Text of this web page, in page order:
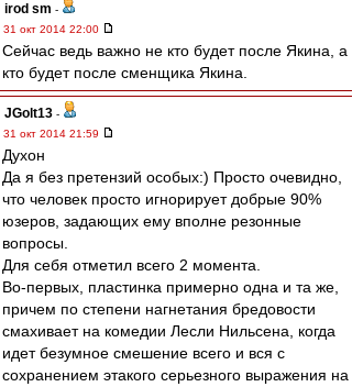
irod sm -
31 окт 2014 22:00
Сейчас ведь важно не кто будет после Якина, а
кто будет после сменщика Якина.
JGolt13 -
31 окт 2014 21:59
Духон
Да я без претензий особых:) Просто очевидно,
что человек просто игнорирует добрые 90%
юзеров, задающих ему вполне резонные
вопросы.
Для себя отметил всего 2 момента.
Во-первых, пластинка примерно одна и та же,
причем по степени нагнетания бредовости
смахивает на комедии Лесли Нильсена, когда
идет безумное смешение всего и вся с
сохранением этакого серьезного выражения на